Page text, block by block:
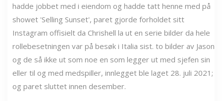
hadde jobbet med i eiendom og hadde tatt henne med på
showet 'Selling Sunset', paret gjorde forholdet sitt
Instagram offisielt da Chrishell la ut en serie bilder da hele
rollebesetningen var på besøk i Italia sist. to bilder av Jason
og de så ikke ut som noe en som legger ut med sjefen sin
eller til og med medspiller, innlegget ble laget 28. juli 2021;
og paret sluttet innen desember.